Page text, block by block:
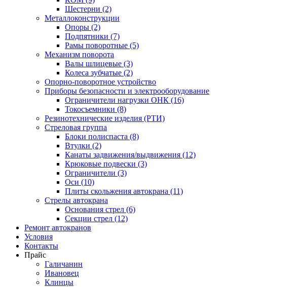
Шестерни (2)
Металлоконструкции
Опоры (2)
Подпятники (7)
Рамы поворотные (5)
Механизм поворота
Валы шлицевые (3)
Колеса зубчатые (2)
Опорно-поворотное устройство
Приборы безопасности и электрооборудование
Ограничители нагрузки ОНК (16)
Токосъемники (8)
Резинотехнические изделия (РТИ)
Стреловая группа
Блоки полиспаста (8)
Втулки (2)
Канаты задвижения/выдвижения (12)
Крюковые подвески (3)
Ограничители (3)
Оси (10)
Плиты скольжения автокрана (11)
Стрелы автокрана
Основания стрел (6)
Секции стрел (12)
Ремонт автокранов
Условия
Контакты
Прайс
Галичанин
Ивановец
Клинцы